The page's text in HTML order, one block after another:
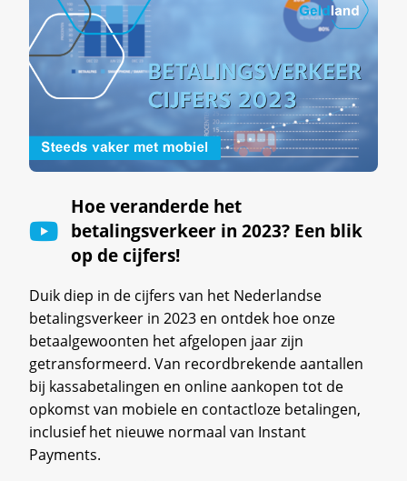
Hoe veranderde het
betalingsverkeer in 2023? Een blik
op de cijfers!
Duik diep in de cijfers van het Nederlandse
betalingsverkeer in 2023 en ontdek hoe onze
betaalgewoonten het afgelopen jaar zijn
getransformeerd. Van recordbrekende aantallen
bij kassabetalingen en online aankopen tot de
opkomst van mobiele en contactloze betalingen,
inclusief het nieuwe normaal van Instant
Payments.